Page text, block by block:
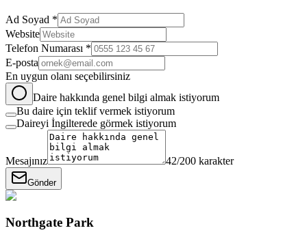
Ad Soyad *
Website
Telefon Numarası *
E-posta
En uygun olanı seçebilirsiniz
Daire hakkında genel bilgi almak istiyorum
Bu daire için teklif vermek istiyorum
Daireyi İngilterede görmek istiyorum
Mesajınız 42/200 karakter
Gönder
Northgate Park